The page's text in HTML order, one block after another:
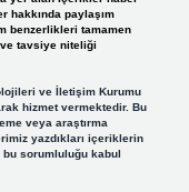
hakkında paylaşım
benzerlikleri tamamen
tavsiye niteliği
ve İletişim Kurumu
hizmet vermektedir. Bu
veya araştırma
yazdıkları içeriklerin
sorumluluğu kabul